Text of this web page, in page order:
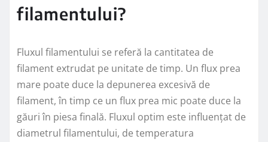
filamentului?
Fluxul filamentului se referă la cantitatea de
filament extrudat pe unitate de timp. Un flux prea
mare poate duce la depunerea excesivă de
filament, în timp ce un flux prea mic poate duce la
găuri în piesa finală. Fluxul optim este influențat de
diametrul filamentului, de temperatura